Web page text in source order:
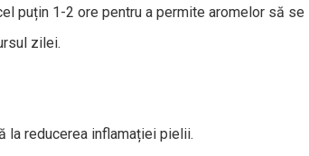
puțin 1-2 ore pentru a permite aromelor să se
zilei.
la reducerea inflamației pielii.